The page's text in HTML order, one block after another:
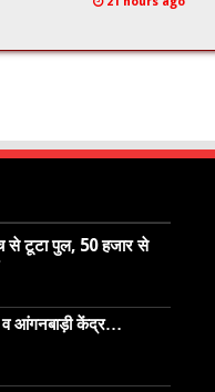
से टूटा पुल, 50 हजार से
व आंगनबाड़ी केंद्र…